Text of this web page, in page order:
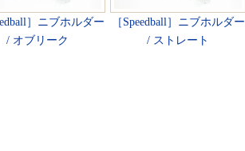
］ニブホルダー
/ オブリーク
［Speedball］ニブホルダー
/ ストレート